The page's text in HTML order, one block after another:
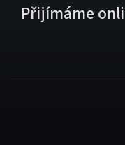
Přijímáme